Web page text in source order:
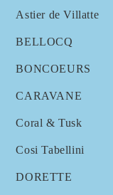
Astier de Villatte
BELLOCQ
BONCOEURS
CARAVANE
Coral & Tusk
Cosi Tabellini
DORETTE